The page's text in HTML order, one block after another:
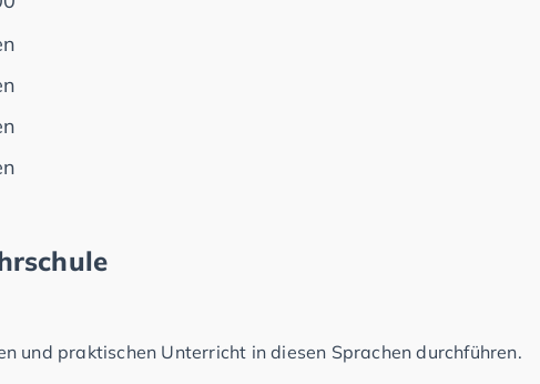
und praktischen Unterricht in diesen Sprachen durchführen.